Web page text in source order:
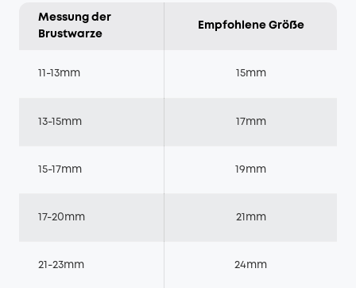
Messung der
Brustwarze
Empfohlene Größe
11-13mm 15mm
13-15mm 17mm
15-17mm 19mm
17-20mm 21mm
21-23mm 24mm